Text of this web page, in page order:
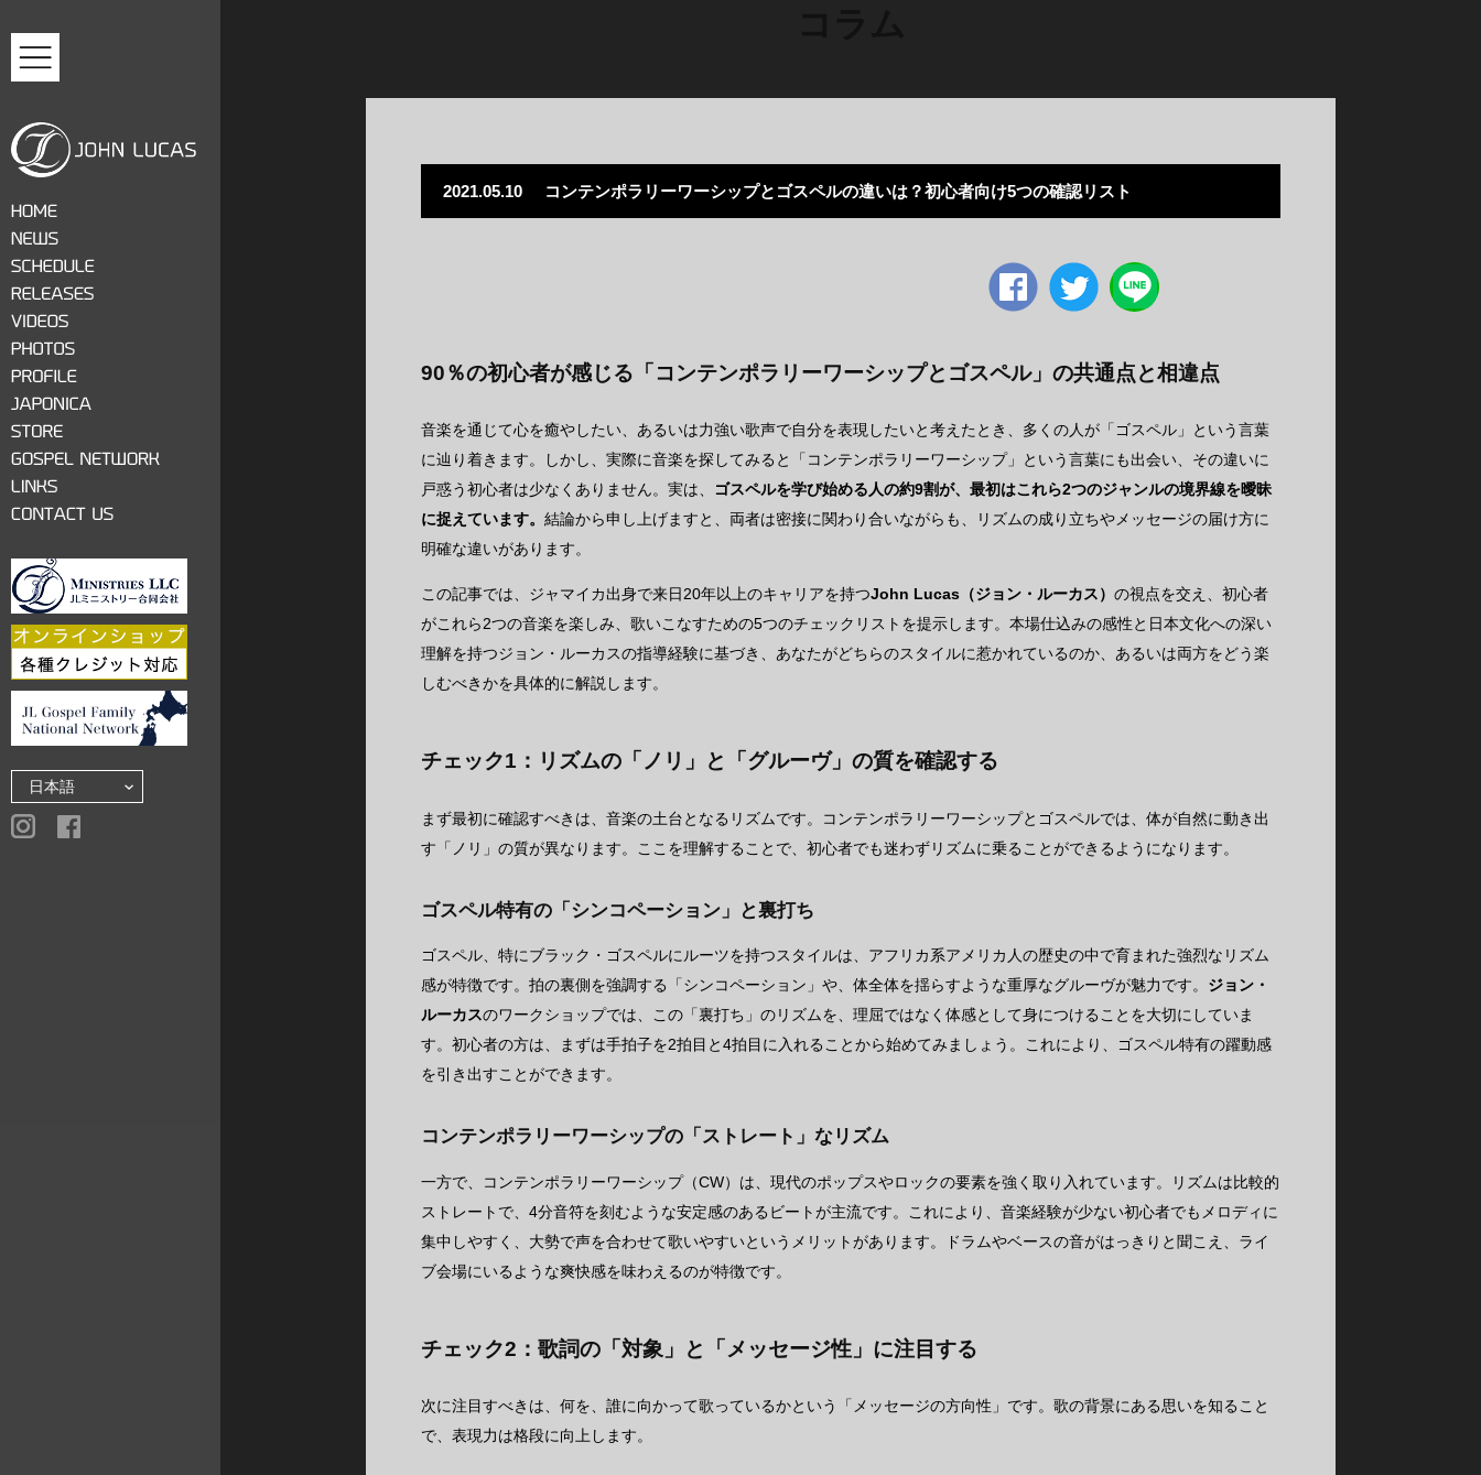
HOME
NEWS
SCHEDULE
RELEASES
VIDEOS
PHOTOS
PROFILE
JAPONICA
STORE
GOSPEL NETWORK
LINKS
2021.05.10 コンテンポラリーワーシップとゴスペルの違いは？初心者向け5つの確認リスト
90％の初心者が感じる「コンテンポラリーワーシップとゴスペル」の共通点と相違点
音楽を通じて心を癒やしたい、あるいは力強い歌声で自分を表現したいと考えたとき、多くの人が「ゴスペル」という言葉
に辿り着きます。しかし、実際に音楽を探してみると「コンテンポラリーワーシップ」という言葉にも出会い、その違いに
戸惑う初心者は少なくありません。実は、
ゴスペルを学び始める人の約9割が、最初はこれら2つのジャンルの境界線を曖昧
に捉えています。 結論から申し上げますと、両者は密接に関わり合いながらも、リズムの成り立ちやメッセージの届け方に
明確な違いがあります。
この記事では、ジャマイカ出身で来日20年以上のキャリアを持つJohn Lucas（ジョン・ルーカス） の視点を交え、初心者
がこれら2つの音楽を楽しみ、歌いこなすための5つのチェックリストを提示します。本場仕込みの感性と日本文化への深い
理解を持つジョン・ルーカスの指導経験に基づき、あなたがどちらのスタイルに惹かれているのか、あるいは両方をどう楽
しむべきかを具体的に解説します。
チェック1：リズムの「ノリ」と「グルーヴ」の質を確認する
まず最初に確認すべきは、音楽の土台となるリズムです。コンテンポラリーワーシップとゴスペルでは、体が自然に動き出
す「ノリ」の質が異なります。ここを理解することで、初心者でも迷わずリズムに乗ることができるようになります。
ゴスペル特有の「シンコペーション」と裏打ち
ゴスペル、特にブラック・ゴスペルにルーツを持つスタイルは、アフリカ系アメリカ人の歴史の中で育まれた強烈なリズム
感が特徴です。拍の裏側を強調する「シンコペーション」や、体全体を揺らすような重厚なグルーヴが魅力です。 ジョン・
ルーカスのワークショップでは、この「裏打ち」のリズムを、理屈ではなく体感として身につけることを大切にしていま
す。初心者の方は、まずは手拍子を2拍目と4拍目に入れることから始めてみましょう。これにより、ゴスペル特有の躍動感
を引き出すことができます。
コンテンポラリーワーシップの「ストレート」なリズム
一方で、コンテンポラリーワーシップ（CW）は、現代のポップスやロックの要素を強く取り入れています。リズムは比較的
ストレートで、4分音符を刻むような安定感のあるビートが主流です。これにより、音楽経験が少ない初心者でもメロディに
集中しやすく、大勢で声を合わせて歌いやすいというメリットがあります。ドラムやベースの音がはっきりと聞こえ、ライ
ブ会場にいるような爽快感を味わえるのが特徴です。
チェック2：歌詞の「対象」と「メッセージ性」に注目する
次に注目すべきは、何を、誰に向かって歌っているかという「メッセージの方向性」です。歌の背景にある思いを知ること
で、表現力は格段に向上します。